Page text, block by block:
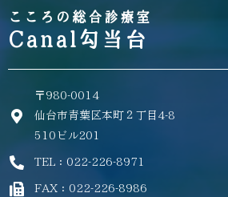
こころの総合診療室
Canal勾当台
〒980-0014
仙台市青葉区本町２丁目4-8
510ビル201
TEL：022-226-8971
FAX：022-226-8986